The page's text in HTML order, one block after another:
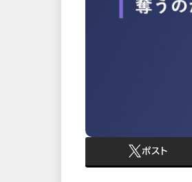
ポスト